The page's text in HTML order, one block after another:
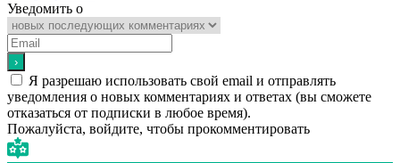
Уведомить о
Я разрешаю использовать свой email и отправлять
уведомления о новых комментариях и ответах (вы cможете
отказаться от подписки в любое время).
Пожалуйста, войдите, чтобы прокомментировать